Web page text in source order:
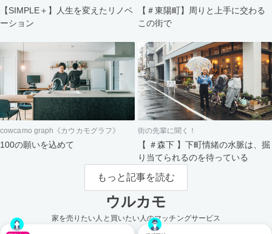
【SIMPLE＋】人生を変えたリノベ
ーション
【＃東陽町】周りと上手に交わる
この街で
cowcamo graph《カウカモグラフ》
100の願いを込めて
街の先輩に聞く！
【 ＃森下 】下町情緒の水脈は、掘
り当てられるのを待っている
もっと記事を読む
ウルカモ
家を売りたい人と買いたい人のマッチングサービス